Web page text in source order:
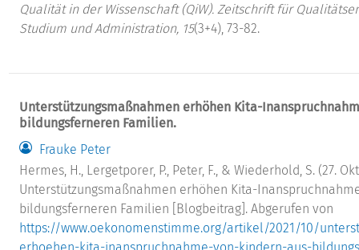
Qualität in der Wissenschaft (QiW). Zeitschrift für
Studium und Administration, 15(3+4), 73-82.
Unterstützungsmaßnahmen erhöhen Kita-
bildungsferneren Familien.
Frauke Peter
Hermes, H., Lergetporer, P., Peter, F., & Wiederhold, S. (27.
Unterstützungsmaßnahmen erhöhen Kita-
bildungsferneren Familien [Blogbeitrag]. Abgerufen von
https://www.oekonomenstimme.org/artikel/2021/10/